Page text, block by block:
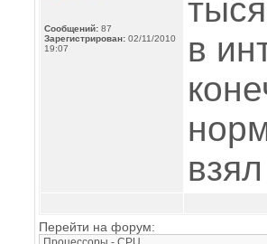
Сообщений: 87
Зарегистрирован: 02/11/2010
19:07
в
Перейти на форум: